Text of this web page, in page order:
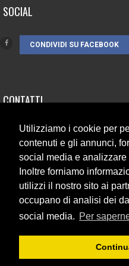
Utilizziamo i cookie per
contenuti e gli annunci,
social media e analizzare
Inoltre forniamo
utilizzi il nostro sito ai
occupano di analisi dei
social media. Per
SOCIAL
CONDIVIDI SU FACEBOOK
CONTATTI
3385262752
info@campionando.it
Back